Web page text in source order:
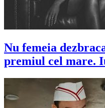
Nu femeia
premiul cel mare.